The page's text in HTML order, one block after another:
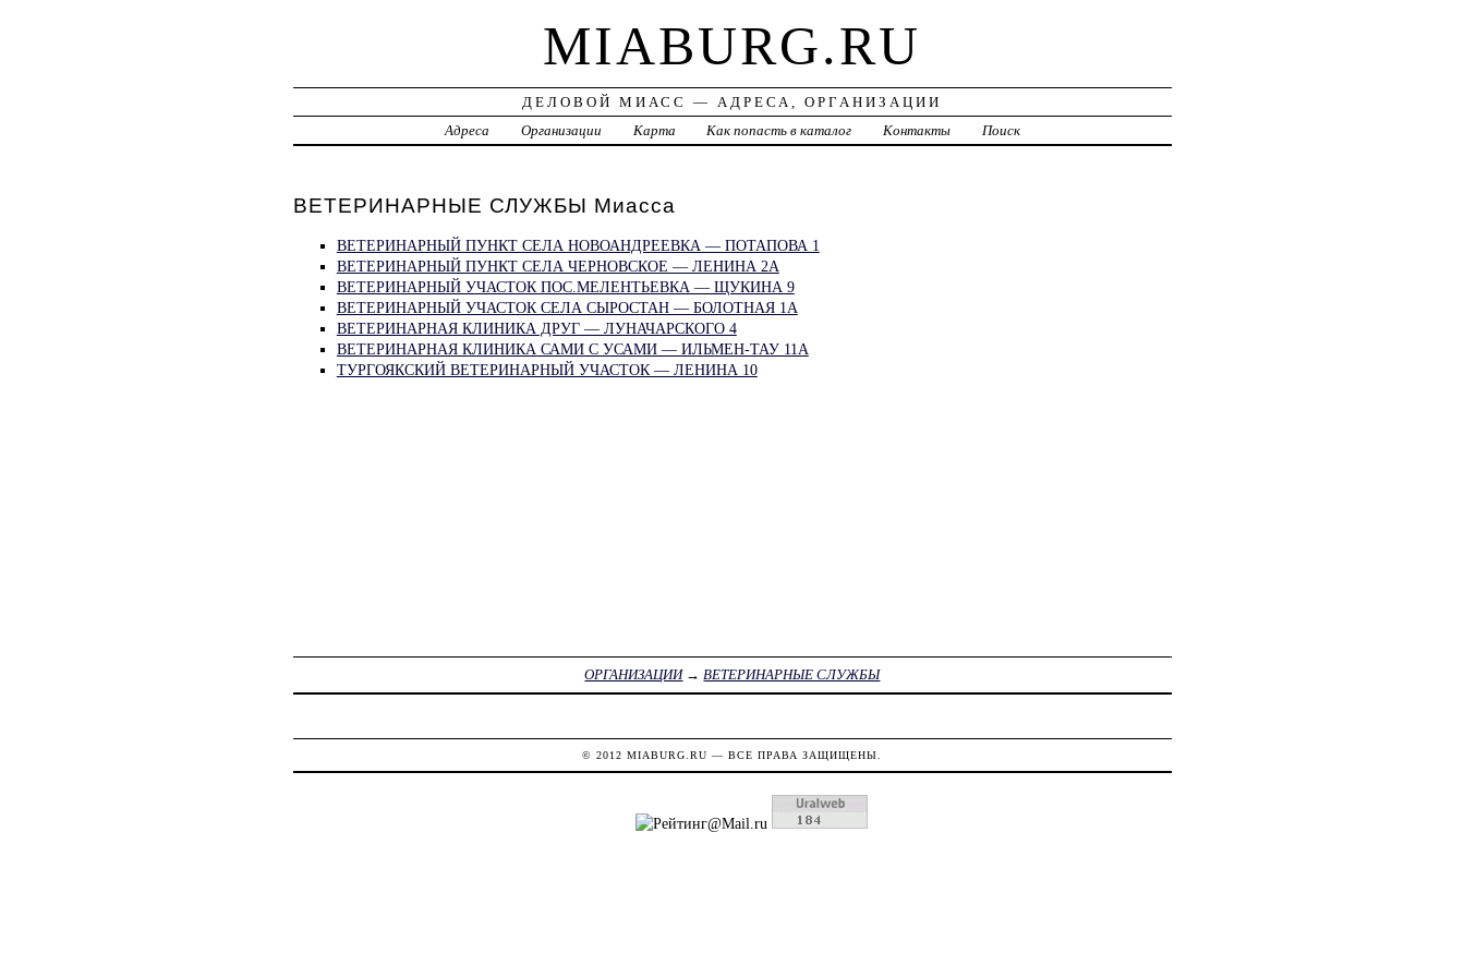
MIABURG.RU
ДЕЛОВОЙ МИАСС — АДРЕСА, ОРГАНИЗАЦИИ
Адреса
Организации Карта Как попасть в каталог Контакты Поиск
ВЕТЕРИНАРНЫЕ СЛУЖБЫ Миасса
ВЕТЕРИНАРНЫЙ ПУНКТ СЕЛА НОВОАНДРЕЕВКА — ПОТАПОВА 1
ВЕТЕРИНАРНЫЙ ПУНКТ СЕЛА ЧЕРНОВСКОЕ — ЛЕНИНА 2А
ВЕТЕРИНАРНЫЙ УЧАСТОК ПОС.МЕЛЕНТЬЕВКА — ЩУКИНА 9
ВЕТЕРИНАРНЫЙ УЧАСТОК СЕЛА СЫРОСТАН — БОЛОТНАЯ 1А
ВЕТЕРИНАРНАЯ КЛИНИКА ДРУГ — ЛУНАЧАРСКОГО 4
ВЕТЕРИНАРНАЯ КЛИНИКА САМИ С УСАМИ — ИЛЬМЕН-ТАУ 11А
ТУРГОЯКСКИЙ ВЕТЕРИНАРНЫЙ УЧАСТОК — ЛЕНИНА 10
ОРГАНИЗАЦИИ→ВЕТЕРИНАРНЫЕ СЛУЖБЫ
© 2012MIABURG.RU — ВСЕ ПРАВА ЗАЩИЩЕНЫ.